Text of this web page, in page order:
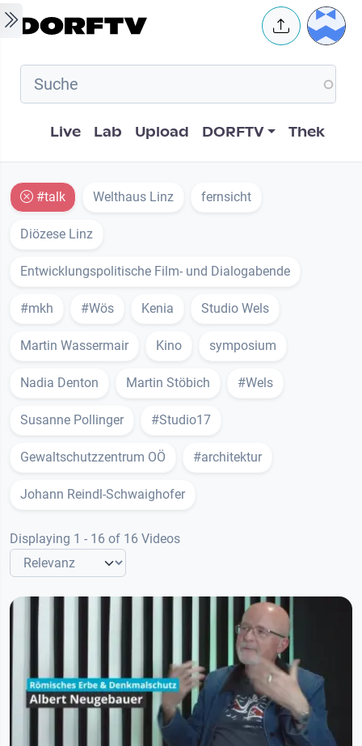
Skip to main content User
Hauptnavigation
Live Lab Upload DORFTV Thek
#talk Welthaus Linz fernsicht
Diözese Linz
Entwicklungspolitische Film- und Dialogabende
#mkh #Wös Kenia Studio Wels
Martin Wassermair Kino symposium
Nadia Denton Martin Stöbich #Wels
Susanne Pollinger #Studio17
Gewaltschutzzentrum OÖ #architektur
Johann Reindl-Schwaighofer
Displaying 1 - 16 of 16 Videos